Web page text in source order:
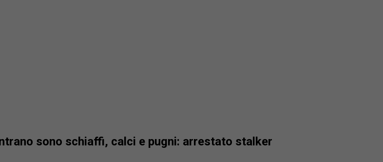
sono schiaffi, calci e pugni: arrestato stalker